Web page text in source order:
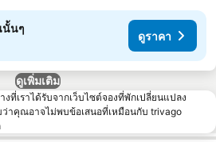
นั้นๆ
ดูราคา
ดูเพิ่มเติม
ที่เราได้รับจากเว็บไซต์จองที่พักเปลี่ยนแปลง
าคุณอาจไม่พบข้อเสนอที่เหมือนกับ trivago